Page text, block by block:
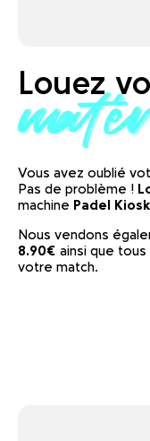
Louez
Vous avez oublié
Pas de problème !
machine Padel
Nous vendons
8.90€ ainsi que
votre match.